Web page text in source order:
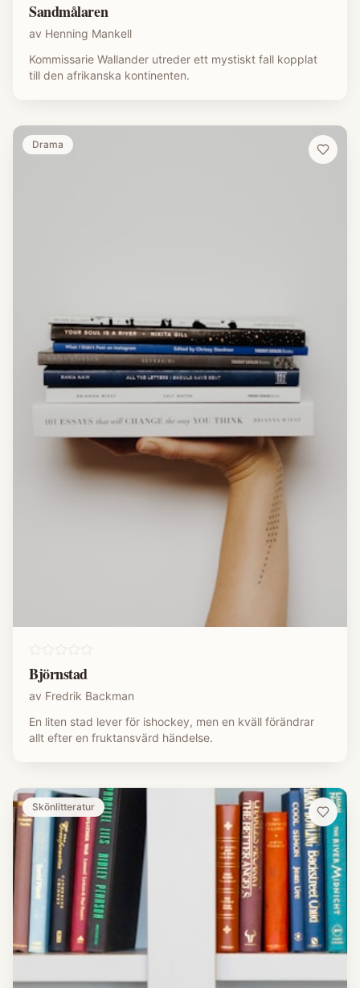
Sandmålaren
av Henning Mankell
Kommissarie Wallander utreder ett mystiskt fall kopplat
till den afrikanska kontinenten.
Drama
Björnstad
av Fredrik Backman
En liten stad lever för ishockey, men en kväll förändrar
allt efter en fruktansvärd händelse.
Skönlitteratur